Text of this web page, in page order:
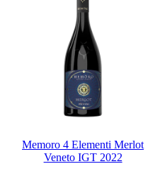
Memoro 4 Elementi Merlot
Veneto IGT 2022